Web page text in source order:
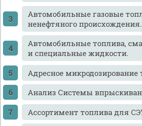
Автомобильные газовые
ненефтяного происхождения.
Автомобильные топлива,
и специальные жидкости.
Адресное микродозирование
Анализ Системы
Ассортимент топлива для